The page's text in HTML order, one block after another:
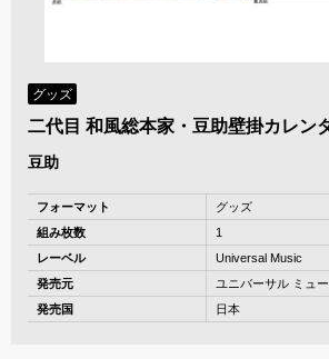
グッズ
二代目 和風総本家・豆助壁掛カレン
豆助
フォーマット
グッズ
組み枚数
1
レーベル
Universal Music
発売元
ユニバーサル ミュ
発売国
日本